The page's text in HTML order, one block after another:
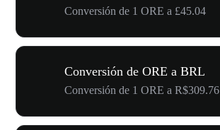
Conversión de 1 ORE a £45.04
Conversión de ORE a BRL
Conversión de 1 ORE a R$309.76